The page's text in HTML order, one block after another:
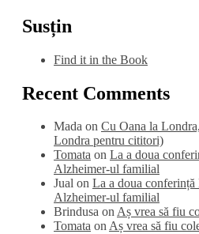
Susțin
Find it in the Book
Recent Comments
Mada on Cu Oana la
Londra pentru cititori)
Tomata on La a doua
Alzheimer-ul familial
Jual on La a doua
Alzheimer-ul familial
Brindusa onAș vrea să fiu
Tomata onAș vrea să fiu